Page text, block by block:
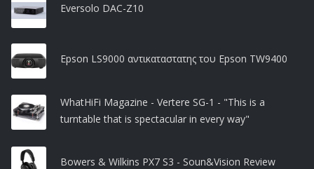
Eversolo DAC-Z10
Epson LS9000 αντικαταστατης του Epson TW9400
WhatHiFi Magazine - Vertere SG-1 - "This is a
turntable that is spectacular in every way"
Bowers & Wilkins PX7 S3 - Soun&Vision Review